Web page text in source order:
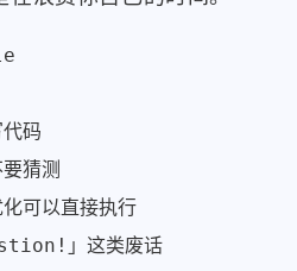
码
猜测
可以直接执行
」这类废话